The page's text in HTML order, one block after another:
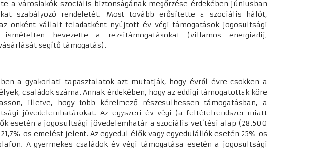
a városlakók szociális biztonságának megőrzése érdekében júniusban
szabályozó rendeletét. Most tovább erősítette a szociális hálót,
önként vállalt feladatként nyújtott év végi támogatások jogosultsági
ismételten bevezette a rezsitámogatásokat (villamos energiadíj,
segítő támogatás).
a gyakorlati tapasztalatok azt mutatják, hogy évről évre csökken a
családok száma. Annak érdekében, hogy az eddigi támogatottak köre
illetve, hogy több kérelmező részesülhessen támogatásban, a
jövedelemhatárokat. Az egyszeri év végi (a feltételrendszer miatt
esetén a jogosultsági jövedelemhatár a szociális vetítési alap (28.500
os emelést jelent. Az egyedül élők vagy egyedülállók esetén 25%-os
A gyermekes családok év végi támogatása esetén a jogosultsági